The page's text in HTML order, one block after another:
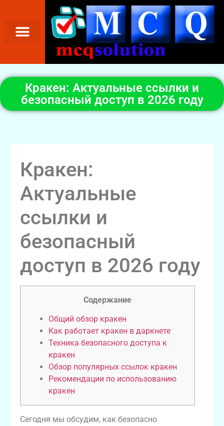
Кракен: Актуальные ссылки и
безопасный доступ в 2026 году
Кракен:
Актуальные
ссылки и
безопасный
доступ в 2026 году
Содержание
Общий обзор кракен
Как работает кракен в даркнете
Техника безопасного доступа к
кракен
Обзор популярных ссылок кракен
Рекомендации по использованию
кракен
Сегодня мы обсудим, как безопасно